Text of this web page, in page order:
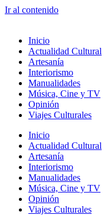
Ir al contenido
Inicio
Actualidad Cultural
Artesanía
Interiorismo
Manualidades
Música, Cine y TV
Opinión
Viajes Culturales
Inicio
Actualidad Cultural
Artesanía
Interiorismo
Manualidades
Música, Cine y TV
Opinión
Viajes Culturales